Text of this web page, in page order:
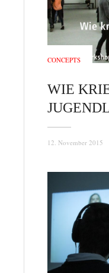
CONCEPTS
WIE
12. November 2015